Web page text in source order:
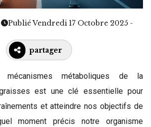
Publié Vendredi 17 Octobre 2025 -
partager
mécanismes métaboliques de la
est une clé essentielle pour
et atteindre nos objectifs de
moment précis notre organisme